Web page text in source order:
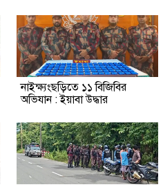
নাইক্ষ্যংছড়িতে ১১ বিজিবির
অভিযান : ইয়াবা উদ্ধার